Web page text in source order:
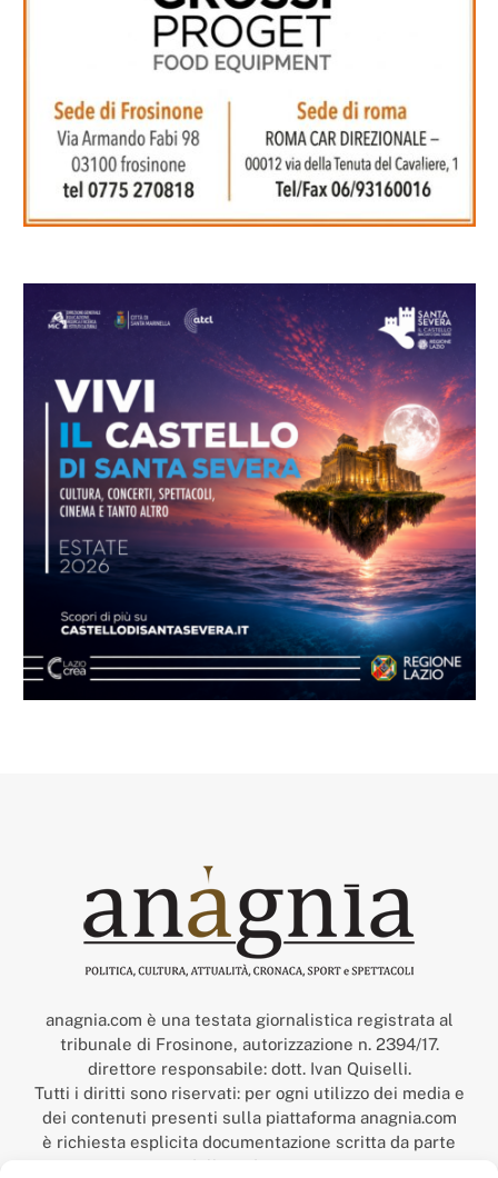
anagnia.com è una testata giornalistica registrata al
tribunale di Frosinone, autorizzazione n. 2394/17.
direttore responsabile: dott. Ivan Quiselli.
Tutti i diritti sono riservati: per ogni utilizzo dei media e
dei contenuti presenti sulla piattaforma anagnia.com
è richiesta esplicita documentazione scritta da parte
della redazione.